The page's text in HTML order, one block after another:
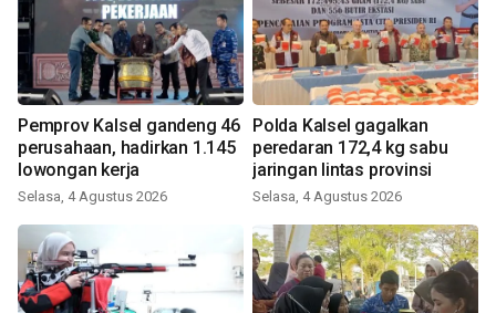
Pemprov Kalsel gandeng 46
perusahaan, hadirkan 1.145
lowongan kerja
Selasa, 4 Agustus 2026
Polda Kalsel gagalkan
peredaran 172,4 kg sabu
jaringan lintas provinsi
Selasa, 4 Agustus 2026